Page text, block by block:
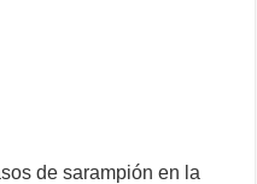
de sarampión en la